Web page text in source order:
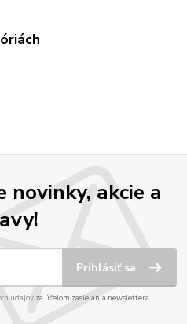
novinky, akcie a
Prihlásiť sa
údajov za účelom zasielania newslettera.